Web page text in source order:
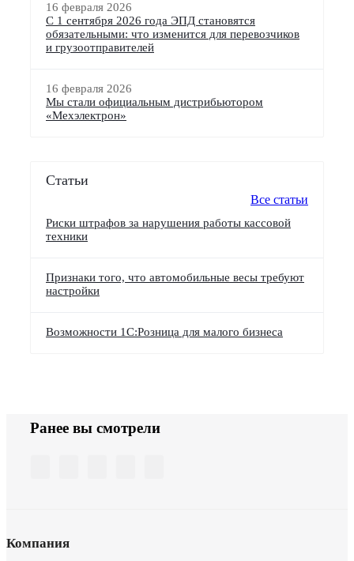
16 февраля 2026
С 1 сентября 2026 года ЭПД становятся
обязательными: что изменится для перевозчиков
и грузоотправителей
16 февраля 2026
Мы стали официальным дистрибьютором
«Мехэлектрон»
Статьи
Все статьи
Риски штрафов за нарушения работы кассовой
техники
Признаки того, что автомобильные весы требуют
настройки
Возможности 1С:Розница для малого бизнеса
Ранее вы смотрели
Компания